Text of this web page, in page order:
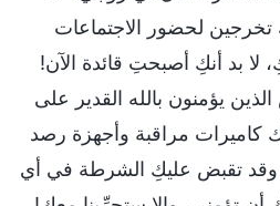
تخرجين لحضور الاجتماعات
لا بد أنكِ أصبحتِ قائدة الآن!
يؤمنون بالله القدير على
كاميرات مراقبة وأجهزة رصد
وقد تقبض عليكِ الشرطة في أي